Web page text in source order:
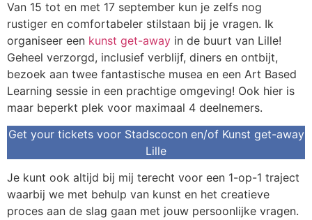
Van 15 tot en met 17 september kun je zelfs nog
rustiger en comfortabeler stilstaan bij je vragen. Ik
organiseer een kunst get-away in de buurt van Lille!
Geheel verzorgd, inclusief verblijf, diners en ontbijt,
bezoek aan twee fantastische musea en een Art Based
Learning sessie in een prachtige omgeving! Ook hier is
maar beperkt plek voor maximaal 4 deelnemers.
Get your tickets voor Stadscocon en/of Kunst get-away
Lille
Je kunt ook altijd bij mij terecht voor een 1-op-1 traject
waarbij we met behulp van kunst en het creatieve
proces aan de slag gaan met jouw persoonlijke vragen.